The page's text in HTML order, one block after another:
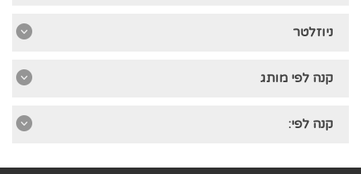
ניוזלטר
קנה לפי מותג
קנה לפי: